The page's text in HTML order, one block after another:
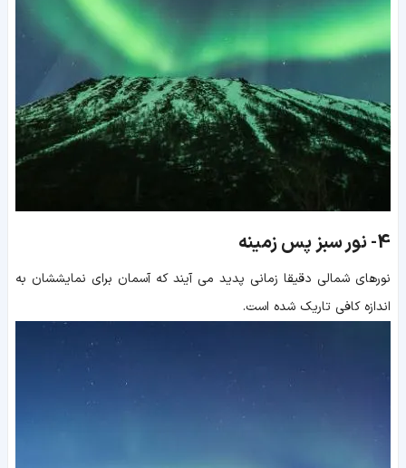
4- نور سبز پس زمینه
نورهای شمالی دقیقا زمانی پدید می آیند که آسمان برای نمایششان به
اندازه کافی تاریک شده است.